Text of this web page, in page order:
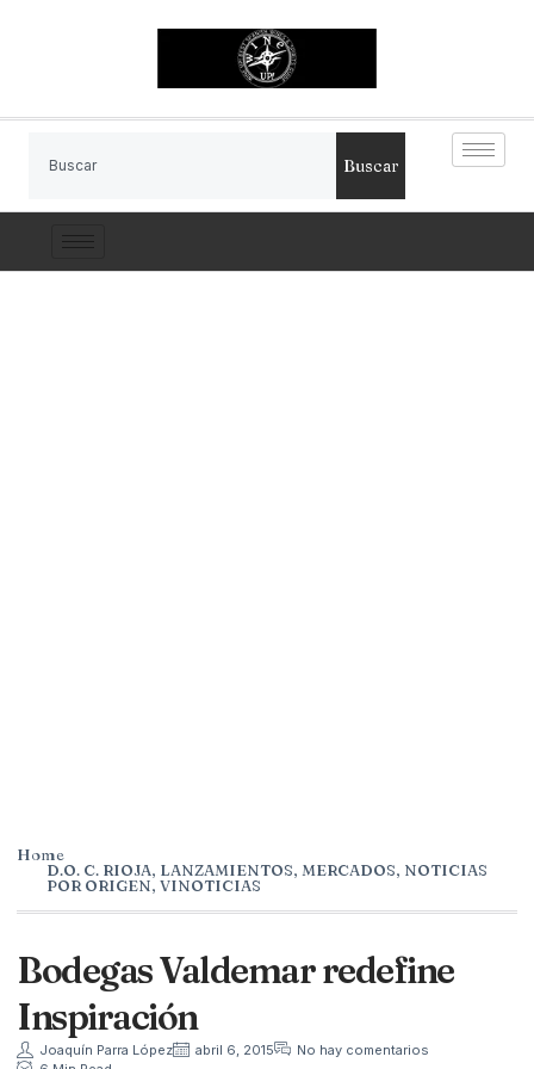
Buscar
Home
D.O. C. RIOJA, LANZAMIENTOS, MERCADOS, NOTICIAS
POR ORIGEN, VINOTICIAS
Bodegas Valdemar redefine
Inspiración
Joaquín Parra López abril 6, 2015
No hay comentarios